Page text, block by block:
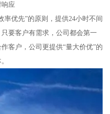
应
率优先”的原则，提供24小时不间
要客户有需求，公司都会第一
客户，公司更提供“量大价优”的